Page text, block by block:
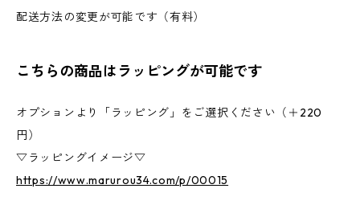
配送方法の変更が可能です（有料）
こちらの商品はラッピングが可能です
オプションより「ラッピング」をご選択ください（＋220
円）
▽ラッピングイメージ▽
https://www.marurou34.com/p/00015